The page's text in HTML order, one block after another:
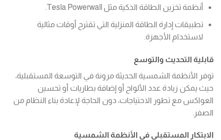
أنظمة تخزين الطاقة الذكية مثل Tesla Powerwall.
تطبيقات إدارة الطاقة المنزلية التي تقترح أوقات مثالية
لاستخدام الأجهزة.
قابلية التحديث والتوسع
توفر الأنظمة الشمسية الحديثة مرونة في التوسعة المستقبلية،
حيث يمكن زيادة عدد الألواح أو إضافة بطاريات أو تحسين
العواكس مع تطور الاحتياجات، دون الحاجة لإعادة بناء النظام من
الصفر.
الابتكار المستقبلي في الأنظمة الشمسية